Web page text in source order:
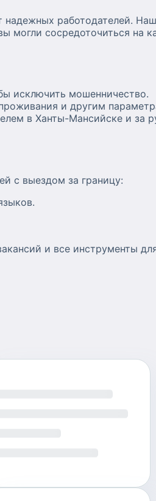
работодателей.
сосредоточиться на
исключить мошенничество.
и другим
в Ханты-Мансийске и за
с выездом за границу:
и все инструменты